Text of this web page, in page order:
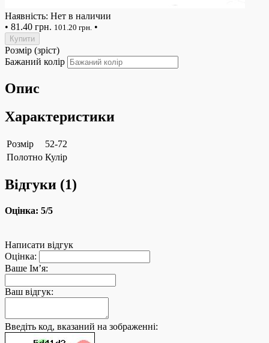
Наявність: Нет в наличии
• 81.40 грн. 101.20 грн. •
Купити
Розмір (зріст)
Бажаний колір
Опис
Характеристики
Розмір
52-72
Полотно Кулір
Відгуки (1)
Оцінка: 5/5
Написати відгук
Оцінка:
Ваше Ім’я:
Ваш відгук:
Введіть код, вказаний на зображенні: